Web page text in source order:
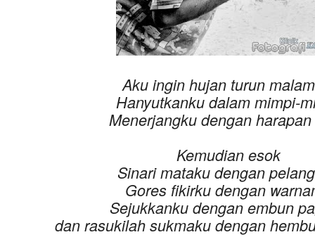
Aku ingin hujan turun
Hanyutkanku dalam mimpi-
Menerjangku dengan
Kemudian esok
Sinari mataku dengan
Gores fikirku dengan
Sejukkanku dengan embun
dan rasukilah sukmaku dengan